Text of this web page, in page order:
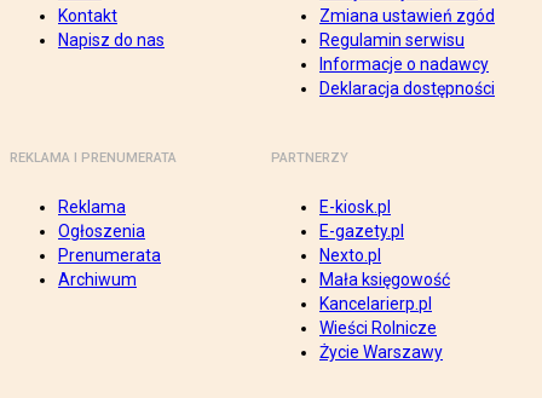
Kontakt
Napisz do nas
Zmiana ustawień zgód
Regulamin serwisu
Informacje o nadawcy
Deklaracja dostępności
REKLAMA I PRENUMERATA
Reklama
Ogłoszenia
Prenumerata
Archiwum
PARTNERZY
E-kiosk.pl
E-gazety.pl
Nexto.pl
Mała księgowość
Kancelarierp.pl
Wieści Rolnicze
Życie Warszawy